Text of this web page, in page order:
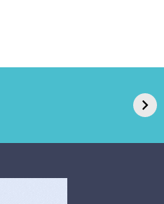
caso de superfungo